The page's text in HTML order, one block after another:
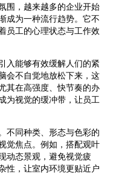
围，越来越多的企业开始
成为一种流行趋势。它不
员工的心理状态与工作效
入能够有效缓解人们的紧
会不自觉地放松下来，这
其在高强度、快节奏的办
为视觉的缓冲带，让员工
不同种类、形态与色彩的
觉焦点。例如，搭配观叶
动态景观，避免视觉疲
性，让室内环境更贴近户